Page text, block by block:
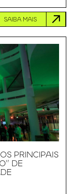
SAIBA MAIS
PRINCIPAIS
DE